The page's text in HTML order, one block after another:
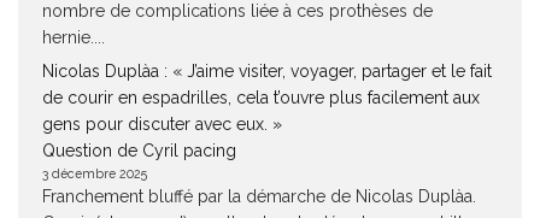
nombre de complications liée à ces prothèses de
hernie....
Nicolas Duplàa : « J’aime visiter, voyager, partager et le fait
de courir en espadrilles, cela t’ouvre plus facilement aux
gens pour discuter avec eux. »
Question de Cyril pacing
3 décembre 2025
Franchement bluffé par la démarche de Nicolas Duplàa.